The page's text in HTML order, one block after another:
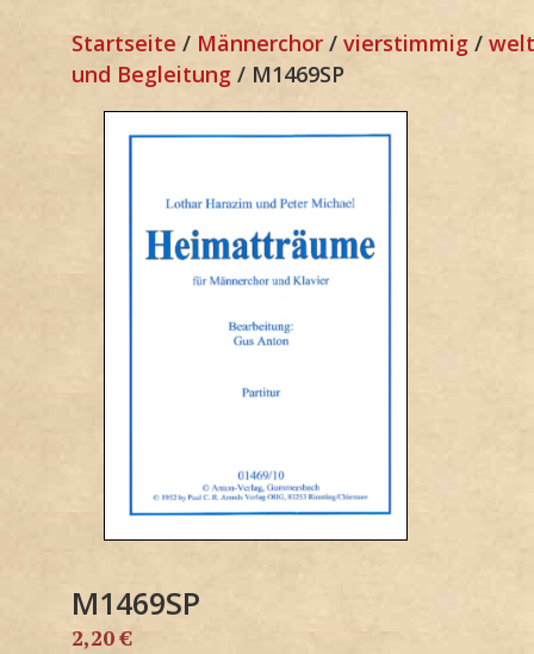
Startseite / Männerchor / vierstimmig /
und Begleitung / M1469SP
M1469SP
2,20€